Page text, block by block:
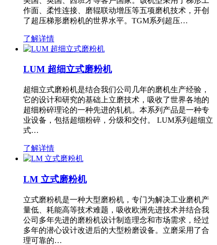
作面、柔性连接、磨辊联动增压等五项磨机技术，开创
了超压梯形磨粉机的世界水平。TGM系列超压…
了解详情
LUM 超细立式磨粉机
超细立式磨粉机是结合我们公司几年的磨机生产经验，
它的设计和研究的基础上立磨技术，吸收了世界各地的
超细粉碎理论的一种先进的轧机。本系列产品是一种专
业设备，包括超细粉碎，分级和交付。 LUM系列超细立
式…
了解详情
LM 立式磨粉机
立式磨粉机是一种大型磨粉机，专门为解决工业磨机产
量低、耗能高等技术难题，吸收欧洲先进技术并结合我
公司多年先进的磨粉机设计制造理念和市场需求，经过
多年的潜心设计改进后的大型粉磨设备。立磨采用了合
理可靠的…